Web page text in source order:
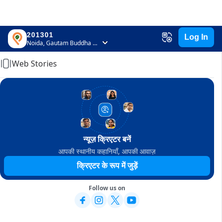
201301
Noida, Gautam Buddha Nagar, Uttar Pradesh
Log In
Home
Web Stories
न्यूज़ क्रिएटर बनें
आपकी स्थानीय कहानियाँ, आपकी आवाज़
क्रिएटर के रूप में जुड़ें
Follow us on